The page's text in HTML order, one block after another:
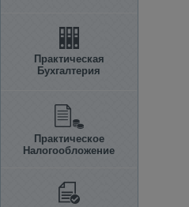
Практическая
Бухгалтерия
Практическое
Налогообложение